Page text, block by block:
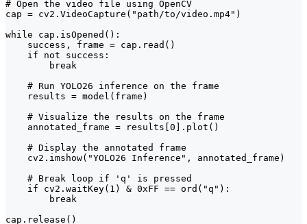
# Open the video file using OpenCV
cap = cv2.VideoCapture("path/to/video.mp4")
while cap.isOpened():
    success, frame = cap.read()
    if not success:
        break
    # Run YOLO26 inference on the frame
    results = model(frame)
    # Visualize the results on the frame
    annotated_frame = results[0].plot()
    # Display the annotated frame
    cv2.imshow("YOLO26 Inference", annotated_frame)
    # Break loop if 'q' is pressed
    if cv2.waitKey(1) & 0xFF == ord("q"):
        break
cap.release()